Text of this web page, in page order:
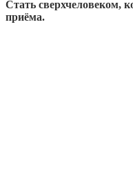
Стать сверхчеловеком,
приёма.